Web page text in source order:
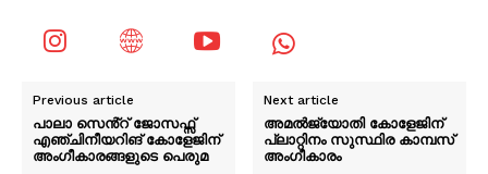
Previous article
പാലാ സെൻ്റ് ജോസഫ്സ്
എഞ്ചിനീയറിങ് കോളേജിന്
അംഗീകാരങ്ങളുടെ പെരുമ
Next article
അമൽജ്യോതി കോളേജിന്
പ്ലാറ്റിനം സുസ്ഥിര കാമ്പസ്
അംഗീകാരം